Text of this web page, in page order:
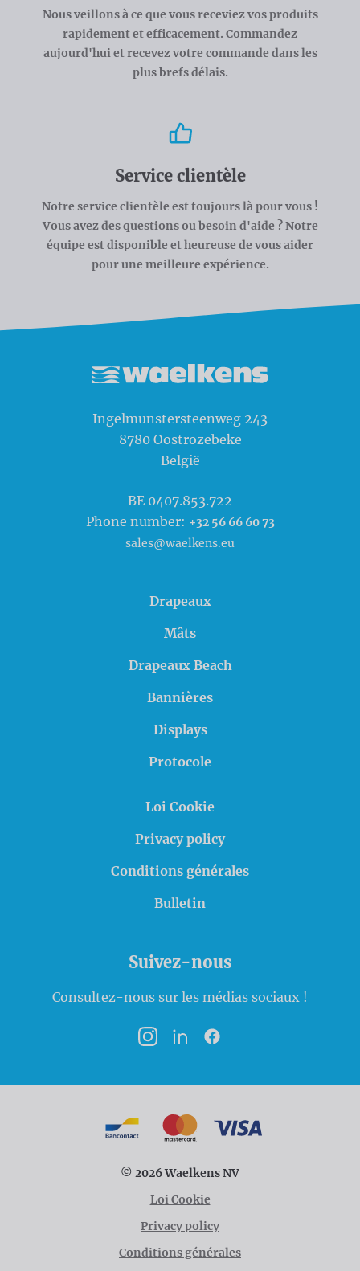
Nous veillons à ce que vous receviez vos produits
rapidement et efficacement. Commandez
aujourd'hui et recevez votre commande dans les
plus brefs délais.
Service clientèle
Notre service clientèle est toujours là pour vous !
Vous avez des questions ou besoin d'aide ? Notre
équipe est disponible et heureuse de vous aider
pour une meilleure expérience.
Ingelmunstersteenweg 243
8780 Oostrozebeke
België
BE 0407.853.722
Phone number: +32 56 66 60 73
sales@waelkens.eu
Drapeaux
Mâts
Drapeaux Beach
Bannières
Displays
Protocole
Loi Cookie
Privacy policy
Conditions générales
Bulletin
Suivez-nous
Consultez-nous sur les médias sociaux !
InstagramLinkedInFacebook
© 2026 Waelkens NV
Loi Cookie
Privacy policy
Conditions générales
Modalités de paiement
BancontactMasterCard
VISA